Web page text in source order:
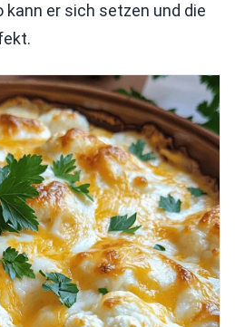
kann er sich setzen und die